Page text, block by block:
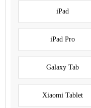
iPad
iPad Pro
Galaxy Tab
Xiaomi Tablet